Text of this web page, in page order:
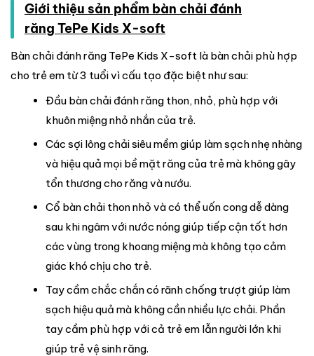
Giới thiệu sản phẩm bàn chải đánh
răng TePe Kids X-soft
Bàn chải đánh răng TePe Kids X-soft là bàn chải phù hợp
cho trẻ em từ 3 tuổi vì cấu tạo đặc biệt như sau:
Đầu bàn chải đánh răng thon, nhỏ, phù hợp với
khuôn miệng nhỏ nhắn của trẻ.
Các sợi lông chải siêu mềm giúp làm sạch nhẹ nhàng
và hiệu quả mọi bề mặt răng của trẻ mà không gây
tổn thương cho răng và nướu.
Cổ bàn chải thon nhỏ và có thể uốn cong dễ dàng
sau khi ngâm với nước nóng giúp tiếp cận tốt hơn
các vùng trong khoang miệng mà không tạo cảm
giác khó chịu cho trẻ.
Tay cầm chắc chắn có rãnh chống trượt giúp làm
sạch hiệu quả mà không cần nhiều lực chải. Phần
tay cầm phù hợp với cả trẻ em lẫn người lớn khi
giúp trẻ vệ sinh răng.